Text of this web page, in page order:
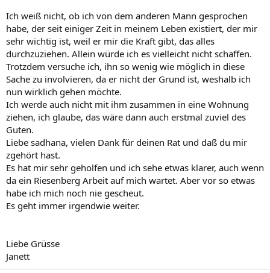
Ich weiß nicht, ob ich von dem anderen Mann gesprochen
habe, der seit einiger Zeit in meinem Leben existiert, der mir
sehr wichtig ist, weil er mir die Kraft gibt, das alles
durchzuziehen. Allein würde ich es vielleicht nicht schaffen.
Trotzdem versuche ich, ihn so wenig wie möglich in diese
Sache zu involvieren, da er nicht der Grund ist, weshalb ich
nun wirklich gehen möchte.
Ich werde auch nicht mit ihm zusammen in eine Wohnung
ziehen, ich glaube, das wäre dann auch erstmal zuviel des
Guten.
Liebe sadhana, vielen Dank für deinen Rat und daß du mir
zgehört hast.
Es hat mir sehr geholfen und ich sehe etwas klarer, auch wenn
da ein Riesenberg Arbeit auf mich wartet. Aber vor so etwas
habe ich mich noch nie gescheut.
Es geht immer irgendwie weiter.
Liebe Grüsse
Janett